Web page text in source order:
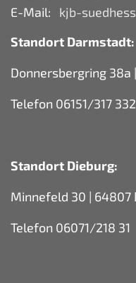
E-Mail:
kjb-
Standort Darmstadt:
Donnersbergring
Telefon 06151/317 332
Standort Dieburg:
Minnefeld 30 | 64807
Telefon 06071/218 31